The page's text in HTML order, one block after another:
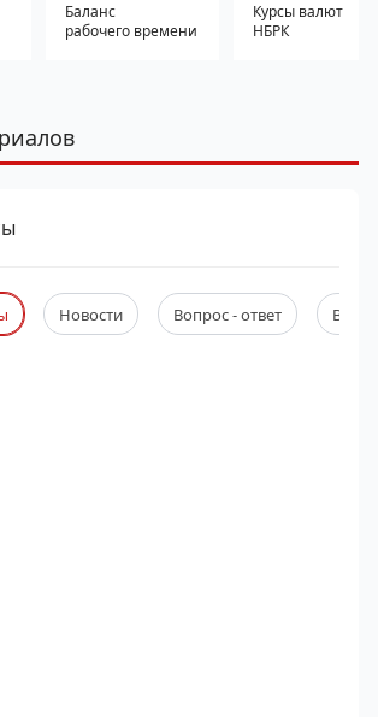
Баланс
рабочего времени
Курсы валют
НБРК
Новости Вопрос - ответ